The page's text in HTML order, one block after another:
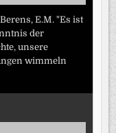
E.M. "Es ist
der
unsere
wimmeln